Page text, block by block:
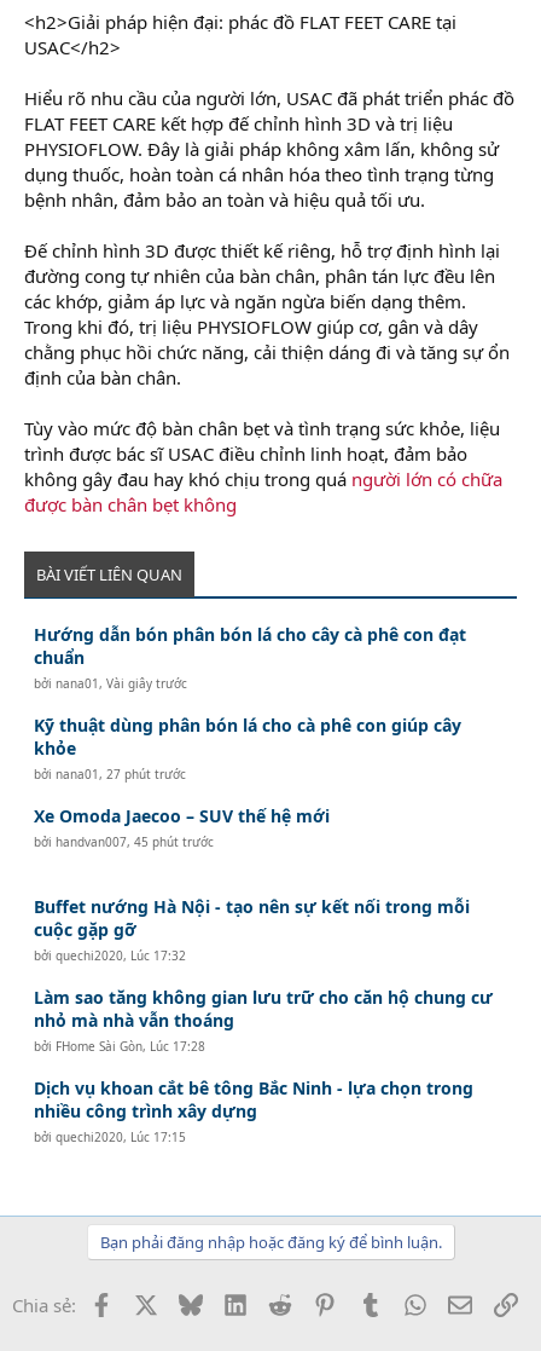
<h2>Giải pháp hiện đại: phác đồ FLAT FEET CARE tại
USAC</h2>
Hiểu rõ nhu cầu của người lớn, USAC đã phát triển phác đồ
FLAT FEET CARE kết hợp đế chỉnh hình 3D và trị liệu
PHYSIOFLOW. Đây là giải pháp không xâm lấn, không sử
dụng thuốc, hoàn toàn cá nhân hóa theo tình trạng từng
bệnh nhân, đảm bảo an toàn và hiệu quả tối ưu.
Đế chỉnh hình 3D được thiết kế riêng, hỗ trợ định hình lại
đường cong tự nhiên của bàn chân, phân tán lực đều lên
các khớp, giảm áp lực và ngăn ngừa biến dạng thêm.
Trong khi đó, trị liệu PHYSIOFLOW giúp cơ, gân và dây
chằng phục hồi chức năng, cải thiện dáng đi và tăng sự ổn
định của bàn chân.
Tùy vào mức độ bàn chân bẹt và tình trạng sức khỏe, liệu
trình được bác sĩ USAC điều chỉnh linh hoạt, đảm bảo
không gây đau hay khó chịu trong quá người lớn có chữa
được bàn chân bẹt không
BÀI VIẾT LIÊN QUAN
Hướng dẫn bón phân bón lá cho cây cà phê con đạt
chuẩn
bởinana01 ,Vài giây trước
Kỹ thuật dùng phân bón lá cho cà phê con giúp cây
khỏe
bởinana01 , 27 phút trước
Xe Omoda Jaecoo – SUV thế hệ mới
bởihandvan007,45 phút trước
Buffet nướng Hà Nội - tạo nên sự kết nối trong mỗi
cuộc gặp gỡ
bởiquechi2020, Lúc 17:32
Làm sao tăng không gian lưu trữ cho căn hộ chung cư
nhỏ mà nhà vẫn thoáng
bởi FHome Sài Gòn, Lúc 17:28
Dịch vụ khoan cắt bê tông Bắc Ninh - lựa chọn trong
nhiều công trình xây dựng
bởiquechi2020, Lúc 17:15
Bạn phải đăng nhập hoặc đăng ký để bình luận.
Chia sẻ: Facebook BlueskyLinkedInReddit PinterestTumblrWhatsApp
Email